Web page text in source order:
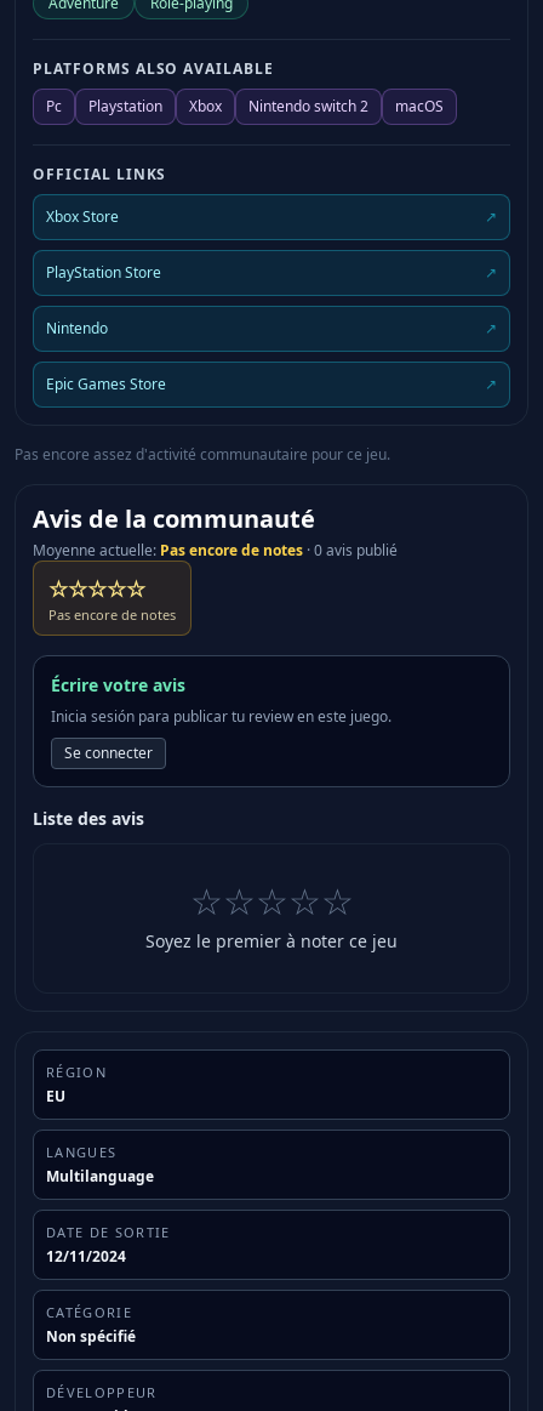
PLATFORMS ALSO AVAILABLE
Pc
Playstation Xbox Nintendo switch 2 macOS
OFFICIAL LINKS
Xbox Store ↗
PlayStation Store ↗
Nintendo ↗
Epic Games Store ↗
Pas encore assez d'activité communautaire pour ce jeu.
Avis de la communauté
Moyenne actuelle: Pas encore de notes ·0 avis publié
☆☆☆☆☆
Pas encore de notes
Écrire votre avis
Inicia sesión para publicar tu review en este juego.
Se connecter
Liste des avis
☆☆☆☆☆
Soyez le premier à noter ce jeu
RÉGION
EU
LANGUES
Multilanguage
DATE DE SORTIE
12/11/2024
CATÉGORIE
Non spécifié
DÉVELOPPEUR